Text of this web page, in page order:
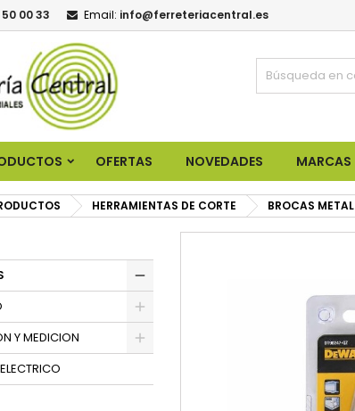
00 33 Email: info@ferreteriacentral.es
OFERTAS NOVEDADES MARCAS
HERRAMIENTAS DE CORTE BROCAS METAL
Y MEDICION